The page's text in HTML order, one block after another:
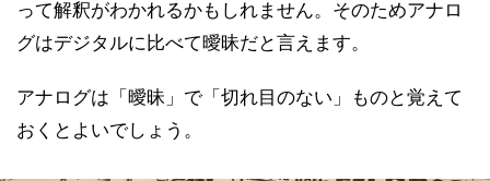
って解釈がわかれるかもしれません。そのためアナロ
グはデジタルに比べて曖昧だと言えます。
アナログは「曖昧」で「切れ目のない」ものと覚えて
おくとよいでしょう。